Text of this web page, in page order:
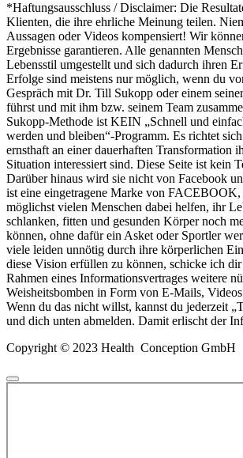
*Haftungsausschluss / Disclaimer: Die
Klienten, die ihre ehrliche Meinung teilen.
Aussagen oder Videos kompensiert! Wir
Ergebnisse garantieren. Alle genannten
Lebensstil umgestellt und sich dadurch ihren
Erfolge sind meistens nur möglich, wenn du
Gespräch mit Dr. Till Sukopp oder einem
führst und mit ihm bzw. seinem Team
Sukopp-Methode ist KEIN „Schnell und
werden und bleiben“-Programm. Es richtet
ernsthaft an einer dauerhaften Transformation
Situation interessiert sind. Diese Seite ist kein
Darüber hinaus wird sie nicht von Facebook
ist eine eingetragene Marke von FACEBOOK,
möglichst vielen Menschen dabei helfen, ihr
schlanken, fitten und gesunden Körper noch
können, ohne dafür ein Asket oder Sportler
viele leiden unnötig durch ihre körperlichen
diese Vision erfüllen zu können, schicke ich
Rahmen eines Informationsvertrages weitere
Weisheitsbomben in Form von E-Mails,
Wenn du das nicht willst, kannst du jederzeit
und dich unten abmelden. Damit erlischt der
Copyright © 2023 Health Conception GmbH